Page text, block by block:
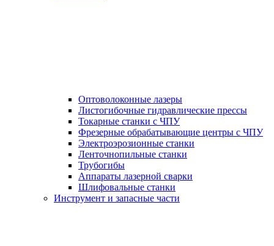
Оптоволоконные лазеры
Листогибочные гидравлические прессы
Токарные станки с ЧПУ
Фрезерные обрабатывающие центры с ЧПУ
Электроэрозионные станки
Ленточнопильные станки
Трубогибы
Аппараты лазерной сварки
Шлифовальные станки
Инструмент и запасные части